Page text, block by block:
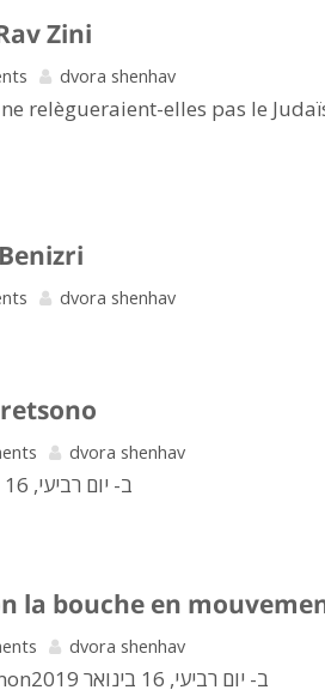
Zini
dvora shenhav
relègueraient-elles pas le
dvora shenhav
dvora shenhav
פורסם על ידי ‏‎HBenno Gross‎‏ ב- יום רביעי, 16 בינואר 2019
la bouche en
dvora shenhav
La Bouche פורסם על ידי ‏‎Refael Benadmon‎‏ ב- יום רביעי, 16 בינואר 2019